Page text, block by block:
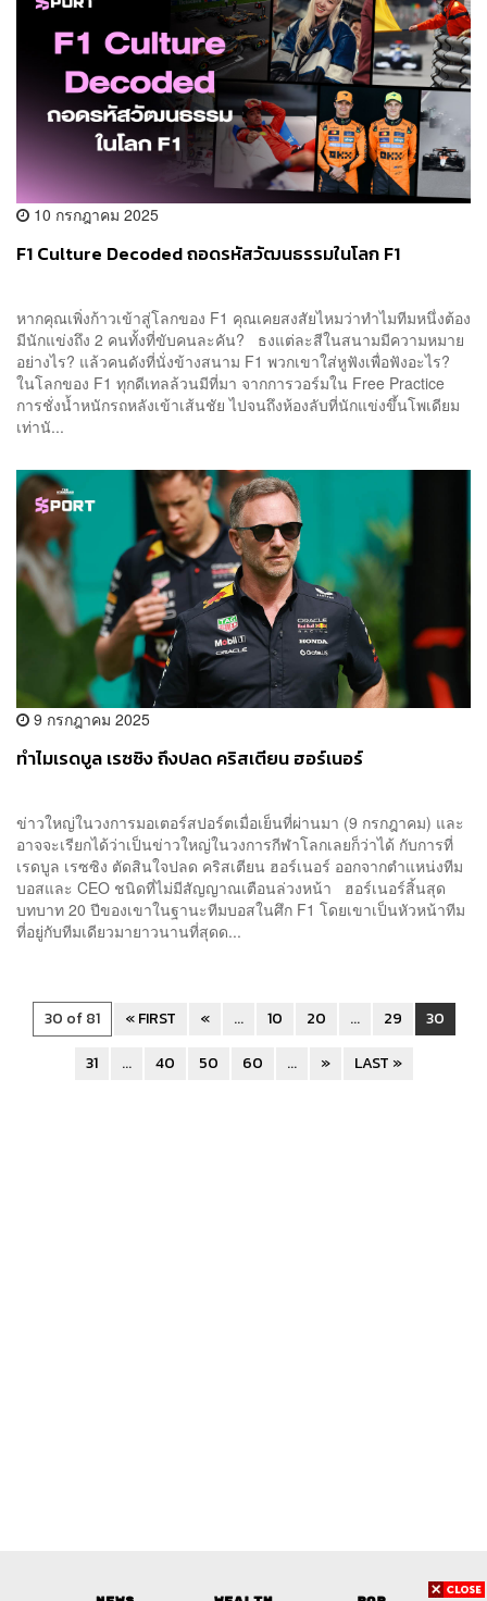
10 กรกฎาคม 2025
F1 Culture Decoded ถอดรหัสวัฒนธรรมในโลก F1
หากคุณเพิ่งก้าวเข้าสู่โลกของ F1 คุณเคยสงสัยไหมว่าทำไมทีมหนึ่งต้อง
มีนักแข่งถึง 2 คนทั้งที่ขับคนละคัน? ธงแต่ละสีในสนามมีความหมาย
อย่างไร? แล้วคนดังที่นั่งข้างสนาม F1 พวกเขาใส่หูฟังเพื่อฟังอะไร?
ในโลกของ F1 ทุกดีเทลล้วนมีที่มา จากการวอร์มใน Free Practice
การชั่งน้ำหนักรถหลังเข้าเส้นชัย ไปจนถึงห้องลับที่นักแข่งขึ้นโพเดียม
เท่านั...
9 กรกฎาคม 2025
ทำไมเรดบูล เรซซิง ถึงปลด คริสเตียน ฮอร์เนอร์
ข่าวใหญ่ในวงการมอเตอร์สปอร์ตเมื่อเย็นที่ผ่านมา (9 กรกฎาคม) และ
อาจจะเรียกได้ว่าเป็นข่าวใหญ่ในวงการกีฬาโลกเลยก็ว่าได้ กับการที่
เรดบูล เรซซิง ตัดสินใจปลด คริสเตียน ฮอร์เนอร์ ออกจากตำแหน่งทีม
บอสและ CEO ชนิดที่ไม่มีสัญญาณเตือนล่วงหน้า ฮอร์เนอร์สิ้นสุด
บทบาท 20 ปีของเขาในฐานะทีมบอสในศึก F1 โดยเขาเป็นหัวหน้าทีม
ที่อยู่กับทีมเดียวมายาวนานที่สุดด...
30 of 81 « FIRST « ... 10 20 ... 29
30
31
... 40 50 60 ... » LAST »